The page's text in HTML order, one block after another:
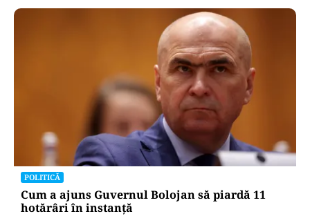
POLITICĂ
Cum a ajuns Guvernul Bolojan să piardă 11
hotărâri în instanță